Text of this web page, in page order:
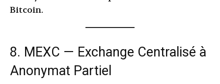
Bitcoin.
8. MEXC — Exchange Centralisé à
Anonymat Partiel